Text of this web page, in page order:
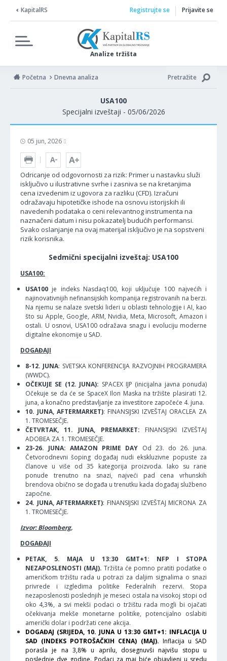
KapitalRS
Analize tržišta
Registrujte se Prijavite se
Početna Dnevna analiza Pretražite
USA100
Specijalni izveštaji - 05/06/2026
05 jun, 2026
Odricanje od odgovornosti za rizik: Primer u nastavku služi
isključivo u ilustrativne svrhe i zasniva se na kretanjima
cena izvedenim iz ugovora za razliku (CFD). Izračuni
odražavaju hipotetičke ishode na osnovu istorijskih ili
navedenih podataka o ceni relevantnog instrumenta na
naznačeni datum i nisu pokazatelj budućih performansi.
Svako oslanjanje na ovaj materijal isključivo je na sopstveni
rizik korisnika.
Sedmični specijalni izveštaj: USA100
USA100:
USA100 je indeks Nasdaq100, koji uključuje 100 najvećih i
najinovativnijih nefinansijskih kompanija registrovanih na berzi.
Na njemu se nalaze svetski lideri u oblasti tehnologije i AI, kao
što su Apple, Google, ARM, Nvidia, Meta, Microsoft, Amazon i
ostali. U osnovi, USA100 odražava snagu i evoluciju moderne
digitalne ekonomije u SAD.
DOGAĐAJI
8-12. JUNA: SVETSKA KONFERENCIJA RAZVOJNIH PROGRAMERA
(WWDC).
OČEKUJE SE (12. JUNA): SPACEX IJP (inicijalna javna ponuda)
Očekuje se da će se SpaceX Ilon Maska na tržište plasirati 12.
juna, a konačno predstavljanje za investitore započeće 4. juna.
10. JUNA, AFTERMARKET): FINANSIJSKI IZVEŠTAJ ORACLEA ZA
1. TROMESEČJE.
ČETVRTAK, 11. JUNA, PREMARKET: FINANSIJSKI IZVEŠTAJ
ADOBEA ZA 1. TROMESEČJE.
23-26. JUNA: AMAZON PRIME DAY Od 23. do 26. juna.
Četvorodnevni šoping događaj nudi ekskluzivne popuste za
članove u više od 35 kategorija proizvoda. Iako su rane
ponude trenutno na snazi, najveći pad cena vrhunskih
brendova obično se događa u trenutku kada događaj službeno
započne.
24. JUNA, AFTERMARKET): FINANSIJSKI IZVEŠTAJ MICRONA ZA
1. TROMESEČJE.
Izvor: Bloomberg,
DOGAĐAJI
PETAK, 5. MAJA U 13:30 GMT+1: NFP I STOPA
NEZAPOSLENOSTI (MAJ). Tržišta će pomno pratiti podatke o
američkom tržištu rada u potrazi za daljim signalima o snazi
privrede i izgledima politike Federalnih rezervi. Stopa
nezaposlenosti poslednjih je meseci ostala na visokoj stopi od
oko 4,3%, a svi mekši podaci o tržištu rada mogli bi ojačati
očekivanja mekše monetarne politike, potencijalno oslabiti
američki dolar i podržati cene akcija.
DOGAĐAJ (SRIJEDA, 10. JUNA U 13:30 GMT+1: INFLACIJA U
SAD (INDEKS POTROŠAČKIH CENA) (MAJ). Inflacija u SAD
porasla je na 3,8% u aprilu, dosegnuvši najvišu stopu u
poslednje dve godine. Podaci za maj biće objavljeni u sredu